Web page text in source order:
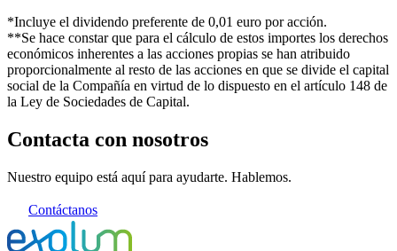
*Incluye el dividendo preferente de 0,01 euro por acción.
**Se hace constar que para el cálculo de estos importes los derechos
económicos inherentes a las acciones propias se han atribuido
proporcionalmente al resto de las acciones en que se divide el capital
social de la Compañía en virtud de lo dispuesto en el artículo 148 de
la Ley de Sociedades de Capital.
Contacta con nosotros
Nuestro equipo está aquí para ayudarte. Hablemos.
Contáctanos